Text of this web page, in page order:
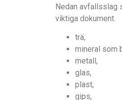
Nedan avfallsslag
viktiga dokument.
trä,
mineral som
metall,
glas,
plast,
gips,